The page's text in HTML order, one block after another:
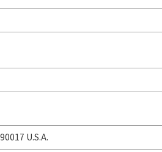
U.S.A.